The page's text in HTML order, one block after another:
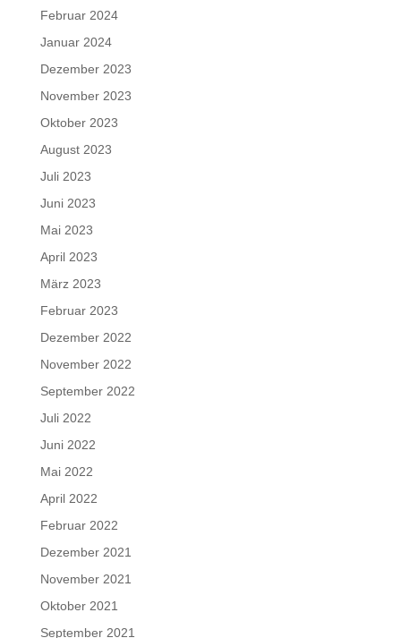
Februar 2024
Januar 2024
Dezember 2023
November 2023
Oktober 2023
August 2023
Juli 2023
Juni 2023
Mai 2023
April 2023
März 2023
Februar 2023
Dezember 2022
November 2022
September 2022
Juli 2022
Juni 2022
Mai 2022
April 2022
Februar 2022
Dezember 2021
November 2021
Oktober 2021
September 2021